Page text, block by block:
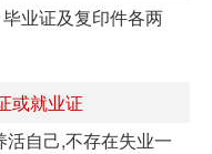
业证及复印件各两
或就业证
自己,不存在失业一